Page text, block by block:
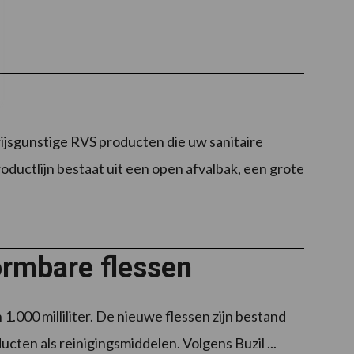
RVS producten die uw sanitaire
bestaat uit een open afvalbak, een grote
flessen
milliliter. De nieuwe flessen zijn bestand
als reinigingsmiddelen. Volgens Buzil ...